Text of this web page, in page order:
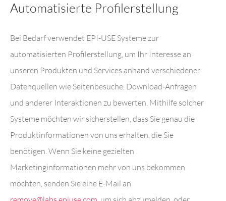
Automatisierte Profilerstellung
Bei Bedarf verwendet EPI-USE Systeme zur
automatisierten Profilerstellung, um Ihr Interesse an
unseren Produkten und Services anhand verschiedener
Datenquellen wie Seitenbesuche, Download-Anfragen
und anderer Interaktionen zu bewerten. Mithilfe solcher
Systeme möchten wir sicherstellen, dass Sie genau die
Produktinformationen von uns erhalten, die Sie
benötigen. Wenn Sie keine gezielten
Marketinginformationen mehr von uns bekommen
möchten, senden Sie eine E-Mail an